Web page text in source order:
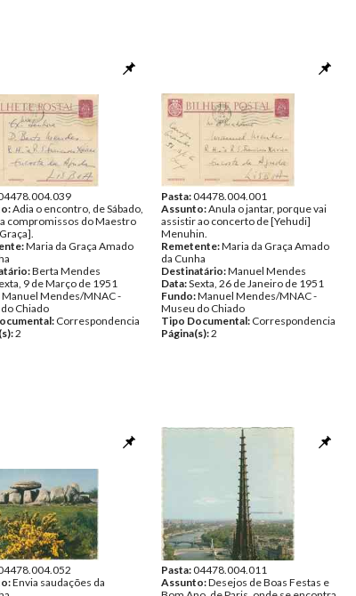
Adia o encontro, de Sábado,
compromissos do Maestro
Maria da Graça Amado
Berta Mendes
9 de Março de 1951
Manuel Mendes/MNAC -
Chiado
Correspondencia
2
Pasta:04478.004.001
Assunto:Anula o jantar, porque vai
assistir ao concerto de [Yehudi]
Menuhin.
Remetente:Maria da Graça Amado
da Cunha
Destinatário:Manuel Mendes
Data:Sexta, 26 de Janeiro de 1951
Fundo:Manuel Mendes/MNAC -
Museu do Chiado
Tipo Documental: Correspondencia
Página(s):2
Envia saudações da
Pasta:04478.004.011
Assunto:Desejos de Boas Festas e